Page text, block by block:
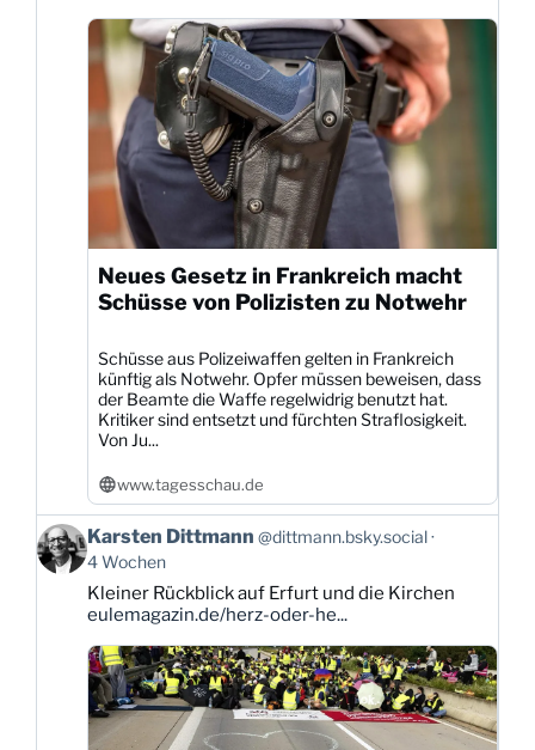
Neues Gesetz in Frankreich macht
Schüsse von Polizisten zu Notwehr
Schüsse aus Polizeiwaffen gelten in Frankreich
künftig als Notwehr. Opfer müssen beweisen, dass
der Beamte die Waffe regelwidrig benutzt hat.
Kritiker sind entsetzt und fürchten Straflosigkeit.
Von Ju...
www.tagesschau.de
Beitrag
von
Karsten
Dittmann
Bluesky
ansehen
Karsten Dittmann @dittmann.bsky.social
4 Wochen
Kleiner Rückblick auf Erfurt und die Kirchen
eulemagazin.de/herz-oder-he...